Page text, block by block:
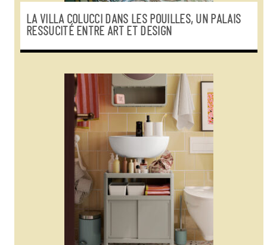
LA VILLA COLUCCI DANS LES POUILLES, UN PALAIS
RESSUCITÉ ENTRE ART ET DESIGN